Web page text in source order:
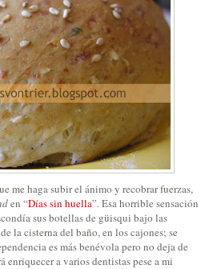
me haga subir el ánimo y recobrar fuerzas,
en “Días sin huella”. Esa horrible sensación
sus botellas de güisqui bajo las
la cisterna del baño, en los cajones; se
es más benévola pero no deja de
enriquecer a varios dentistas pese a mi